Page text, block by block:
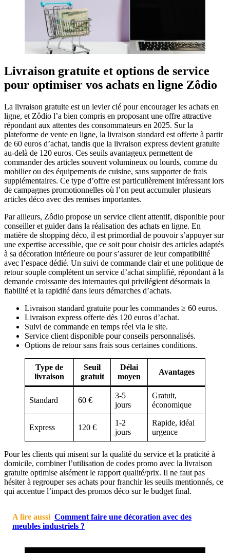
Livraison gratuite et options de service
pour optimiser vos achats en ligne Zôdio
La livraison gratuite est un levier clé pour encourager les achats en
ligne, et Zôdio l’a bien compris en proposant une offre attractive
répondant aux attentes des consommateurs en 2025. Sur la
plateforme de vente en ligne, la livraison standard est offerte à partir
de 60 euros d’achat, tandis que la livraison express devient gratuite
au-delà de 120 euros. Ces seuils avantageux permettent de
commander des articles souvent volumineux ou lourds, comme du
mobilier ou des équipements de cuisine, sans supporter de frais
supplémentaires. Ce type d’offre est particulièrement intéressant lors
de campagnes promotionnelles où l’on peut accumuler plusieurs
articles déco avec des remises importantes.
Par ailleurs, Zôdio propose un service client attentif, disponible pour
conseiller et guider dans la réalisation des achats en ligne. En
matière de shopping déco, il est primordial de pouvoir s’appuyer sur
une expertise accessible, que ce soit pour choisir des articles adaptés
à sa décoration intérieure ou pour s’assurer de leur compatibilité
avec l’espace dédié. Un suivi de commande clair et une politique de
retour souple complètent un service d’achat simplifié, répondant à la
demande croissante des internautes qui privilégient désormais la
fiabilité et la rapidité dans leurs démarches d’achats.
Livraison standard gratuite pour les commandes ≥ 60 euros.
Livraison express offerte dès 120 euros d’achat.
Suivi de commande en temps réel via le site.
Service client disponible pour conseils personnalisés.
Options de retour sans frais sous certaines conditions.
Type de
livraison
Seuil
gratuit
Délai
moyen
Avantages
Standard 60 €
3-5
jours
Gratuit,
économique
Express 120 €
1-2
jours
Rapide, idéal
urgence
Pour les clients qui misent sur la qualité du service et la praticité à
domicile, combiner l’utilisation de codes promo avec la livraison
gratuite optimise aisément le rapport qualité/prix. Il ne faut pas
hésiter à regrouper ses achats pour franchir les seuils mentionnés, ce
qui accentue l’impact des promos déco sur le budget final.
A lire aussi Comment faire une décoration avec des
meubles industriels ?